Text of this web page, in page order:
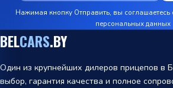
Нажимая кнопку Отправить, вы соглашаетесь
персональных данных
BELCARS.BY
Один из крупнейших дилеров прицепов в
выбор, гарантия качества и полное